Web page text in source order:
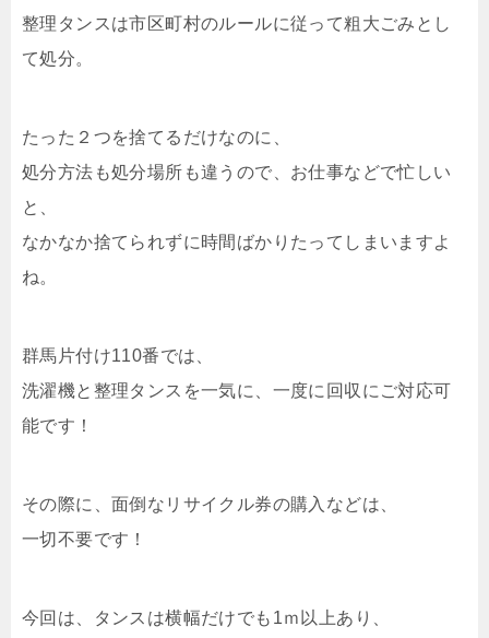
整理タンスは市区町村のルールに従って粗大ごみとし
て処分。
たった２つを捨てるだけなのに、
処分方法も処分場所も違うので、お仕事などで忙しい
と、
なかなか捨てられずに時間ばかりたってしまいますよ
ね。
群馬片付け110番では、
洗濯機と整理タンスを一気に、一度に回収にご対応可
能です！
その際に、面倒なリサイクル券の購入などは、
一切不要です！
今回は、タンスは横幅だけでも1ｍ以上あり、